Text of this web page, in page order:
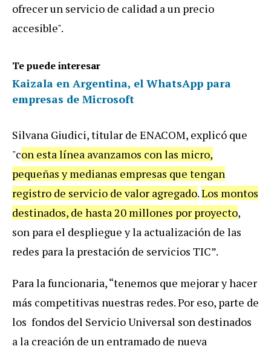
ofrecer un servicio de calidad a un precio
accesible".
Te puede interesar
Kaizala en Argentina, el WhatsApp para
empresas de Microsoft
Silvana Giudici, titular de ENACOM, explicó que
"con esta línea avanzamos con las micro,
pequeñas y medianas empresas que tengan
registro de servicio de valor agregado.Los montos
destinados, de hasta 20 millones por proyecto,
son para el despliegue y la actualización de las
redes para la prestación de servicios TIC”.
Para la funcionaria, “tenemos que mejorar y hacer
más competitivas nuestras redes. Por eso, parte de
los fondos del Servicio Universal son destinados
a la creación de un entramado de nueva